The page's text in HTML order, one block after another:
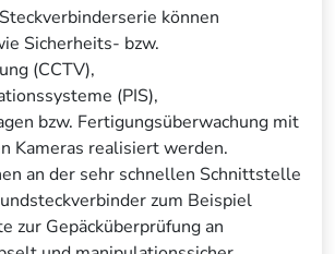
können
Sicherheits- bzw.
(CCTV),
(PIS),
bzw. Fertigungsüberwachung mit
Kameras realisiert werden.
an der sehr schnellen Schnittstelle
zum Beispiel
zur Gepäcküberprüfung an